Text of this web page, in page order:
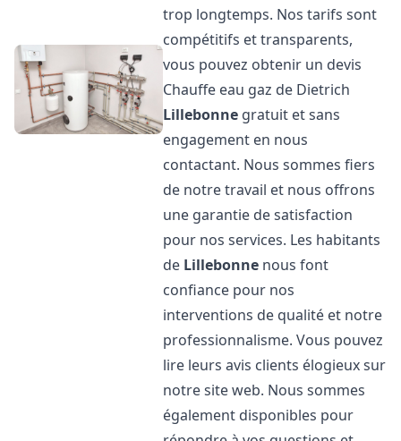
trop longtemps. Nos tarifs sont
compétitifs et transparents,
vous pouvez obtenir un devis
Chauffe eau gaz de Dietrich
Lillebonne gratuit et sans
engagement en nous
contactant. Nous sommes fiers
de notre travail et nous offrons
une garantie de satisfaction
pour nos services. Les habitants
de Lillebonne nous font
confiance pour nos
interventions de qualité et notre
professionnalisme. Vous pouvez
lire leurs avis clients élogieux sur
notre site web. Nous sommes
également disponibles pour